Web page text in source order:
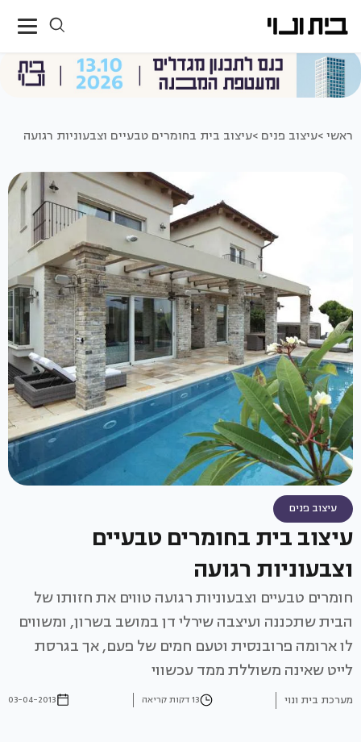
ראשי >עיצוב פנים >עיצוב בית בחומרים טבעיים וצבעוניות רגועה
עיצוב פנים
עיצוב בית בחומרים טבעיים
וצבעוניות רגועה
חומרים טבעיים וצבעוניות רגועה טווים את חזותו של
הבית שתכננה ועיצבה שירלי דן במושב בשרון, ומשווים
לו ארומה פרובנסית וטעם חמים של פעם, אך בגרסת
לייט שאינה משוללת ממד עכשווי
מערכת בית ונוי 13 דקות קריאה 03-04-2013